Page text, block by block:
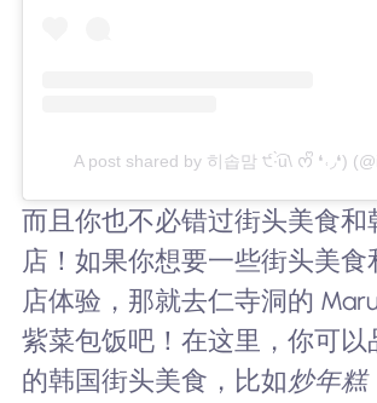
A post shared by 히솝맘 ੯∙̀͡u\ ᰔᩚ ❛˓◞❛)
而且你也不必错过街头美食和
店！如果你想要一些街头美食
店体验，那就去仁寺洞的
紫菜包饭吧！在这里，你可以
的韩国街头美食，比如炒年糕